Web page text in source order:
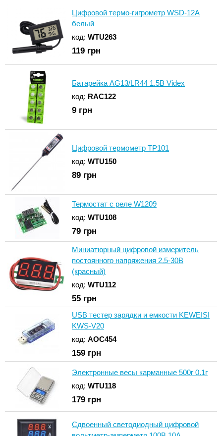
Цифровой термо-гигрометр WSD-12A
белый
код: WTU263
119 грн
Батарейка AG13/LR44 1.5В Videx
код: RAC122
9 грн
Цифровой термометр TP101
код: WTU150
89 грн
Термостат с реле W1209
код: WTU108
79 грн
Миниатюрный цифровой измеритель
постоянного напряжения 2.5-30В
(красный)
код: WTU112
55 грн
USB тестер зарядки и емкости KEWEISI
KWS-V20
код: AOC454
159 грн
Электронные весы карманные 500г 0.1г
код: WTU118
179 грн
Сдвоенный светодиодный цифровой